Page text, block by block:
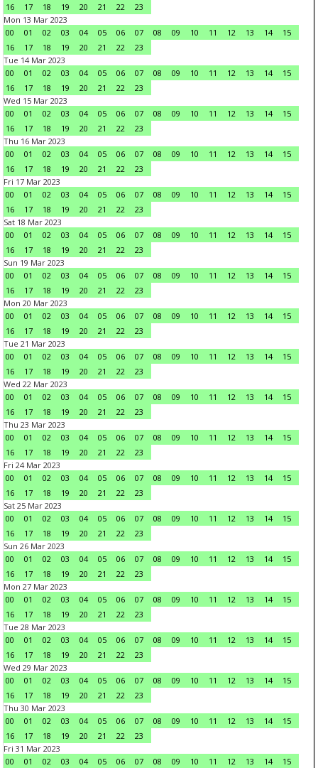
16 17 18 19 20 21 22
23
Mon 13 Mar 2023
00
01 02 03 04 05 06 07 08 09 10 11 12 13 14
15
16
17 18 19 20 21 22
23
Tue 14 Mar 2023
00
01 02 03 04 05 06 07 08 09 10 11 12 13 14
15
16
17 18 19 20 21 22
23
Wed 15 Mar 2023
00
01 02 03 04 05 06 07 08 09 10 11 12 13 14
15
16
17 18 19 20 21 22
23
Thu 16 Mar 2023
00
01 02 03 04 05 06 07 08 09 10 11 12 13 14
15
16
17 18 19 20 21 22
23
Fri 17 Mar 2023
00
01 02 03 04 05 06 07 08 09 10 11 12 13 14
15
16
17 18 19 20 21 22
23
Sat 18 Mar 2023
00
01 02 03 04 05 06 07 08 09 10 11 12 13 14
15
16
17 18 19 20 21 22
23
Sun 19 Mar 2023
00
01 02 03 04 05 06 07 08 09 10 11 12 13 14
15
16
17 18 19 20 21 22
23
Mon 20 Mar 2023
00
01 02 03 04 05 06 07 08 09 10 11 12 13 14
15
16
17 18 19 20 21 22
23
Tue 21 Mar 2023
00
01 02 03 04 05 06 07 08 09 10 11 12 13 14
15
16
17 18 19 20 21 22
23
Wed 22 Mar 2023
00
01 02 03 04 05 06 07 08 09 10 11 12 13 14
15
16
17 18 19 20 21 22
23
Thu 23 Mar 2023
00
01 02 03 04 05 06 07 08 09 10 11 12 13 14
15
16
17 18 19 20 21 22
23
Fri 24 Mar 2023
00
01 02 03 04 05 06 07 08 09 10 11 12 13 14
15
16
17 18 19 20 21 22
23
Sat 25 Mar 2023
00
01 02 03 04 05 06 07 08 09 10 11 12 13 14
15
16
17 18 19 20 21 22
23
Sun 26 Mar 2023
00
01 02 03 04 05 06 07 08 09 10 11 12 13 14
15
16
17 18 19 20 21 22
23
Mon 27 Mar 2023
00
01 02 03 04 05 06 07 08 09 10 11 12 13 14
15
16
17 18 19 20 21 22
23
Tue 28 Mar 2023
00
01 02 03 04 05 06 07 08 09 10 11 12 13 14
15
16
17 18 19 20 21 22
23
Wed 29 Mar 2023
00
01 02 03 04 05 06 07 08 09 10 11 12 13 14
15
16
17 18 19 20 21 22
23
Thu 30 Mar 2023
00
01 02 03 04 05 06 07 08 09 10 11 12 13 14
15
16
17 18 19 20 21 22
23
Fri 31 Mar 2023
00
01 02 03 04 05 06 07 08 09 10 11 12 13 14
15